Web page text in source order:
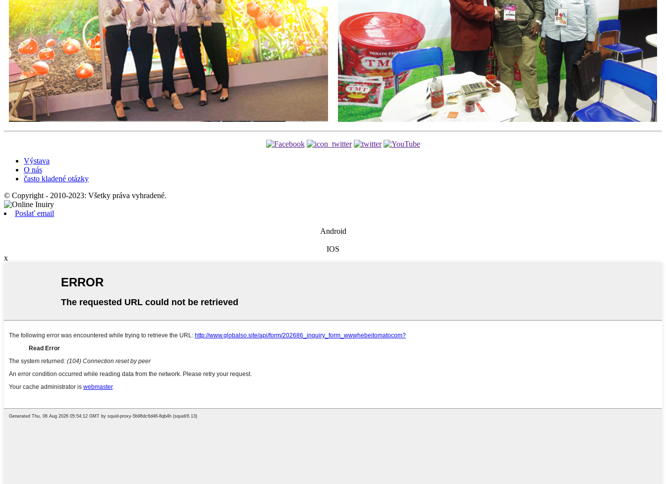
Výstava
O nás
často kladené otázky
© Copyright - 2010-2023: Všetky práva vyhradené.
Poslať email
Android
IOS
x